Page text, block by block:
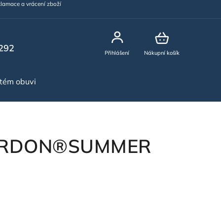
a vrácení zboží
Nákupní košík
Přihlášení
obuvi